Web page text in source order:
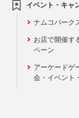
イベント・キャ
ナムコパーク
お店で開催す
ペーン
アーケードゲ
会・イベント